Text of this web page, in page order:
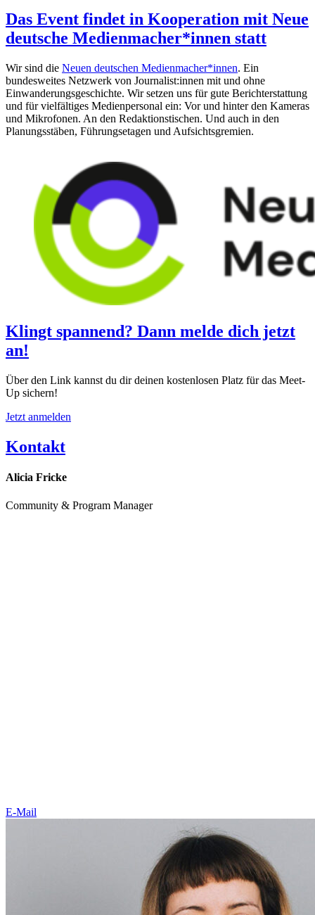
Das Event findet in Kooperation mit Neue
deutsche Medienmacher*innen statt
Wir sind die Neuen deutschen Medienmacher*innen. Ein
bundesweites Netzwerk von Journalist:innen mit und ohne
Einwanderungs­geschichte. Wir setzen uns für gute Berichterstattung
und für vielfältiges Medienpersonal ein: Vor und hinter den Kameras
und Mikrofonen. An den Redaktionstischen. Und auch in den
Planungsstäben, Führungsetagen und Aufsichtsgremien.
Klingt spannend? Dann melde dich jetzt
an!
Über den Link kannst du dir deinen kostenlosen Platz für das Meet-
Up sichern!
Jetzt anmelden
Kontakt
Alicia Fricke
Community & Program Manager
E-Mail